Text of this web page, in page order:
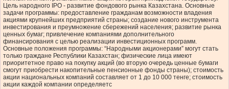
Цель народного IPO - развитие фондового рынка Казахстана. Основные
задачи программы: предоставление гражданам возможности владения
акциями крупнейших предприятий страны; создание нового инструмента
инвестирования и преумножение сбережений населения; развитие рынка
ценных бумаг; привлечение компаниями дополнительного
финансирования с целью реализации инвестиционных программ.
Основные положения программы: “Народными акционерами” могут стать
только граждане Республики Казахстан; физические лица имеют
приоритетное право на покупку акций (во вторую очередь ценные бумаги
смогут приобрести накопительные пенсионные фонды страны); стоимость
акции национальных компаний составляет от 1 до 10 000 тенге; стоимость
акции каждой компании определяетс